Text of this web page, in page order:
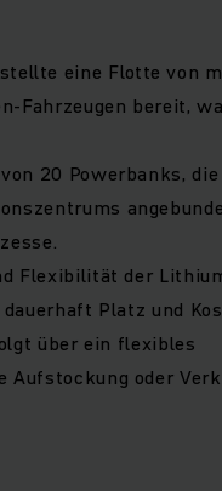
eine Flotte von
Fahrzeugen bereit,
20 Powerbanks,
Flexibilität der
Platz und
über ein flexibles
Aufstockung oder